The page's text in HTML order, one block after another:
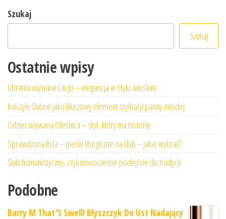
Szukaj
Szukaj
Ostatnie wpisy
Ubrania używane Liu Jo – elegancja w stylu włoskim
Kolczyki ślubne jako kluczowy element stylizacji panny młodej
Odzież używana Oleśnica – styl, który ma historię
Sprawdzona lista – pieśni liturgiczne na ślub – jakie wybrać?
Ślub humanistyczny, czyli nowoczesne podejście do tradycji
Podobne
Barry M That'S Swell! Błyszczyk Do Ust Nadający